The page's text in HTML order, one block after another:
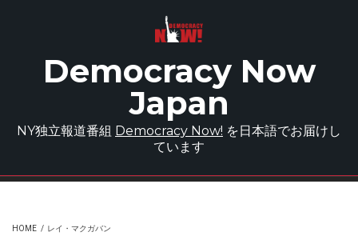
Democracy Now
Japan
NY独立報道番組 Democracy Now! を日本語でお届けし
ています
HOME / レイ・マクガバン